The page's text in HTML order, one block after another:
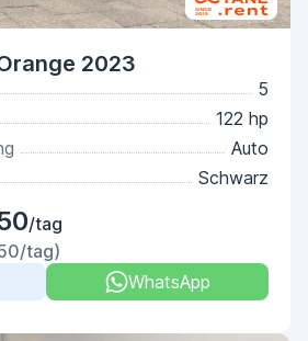
2023
5
122 hp
Auto
Schwarz
/tag
tag)
WhatsApp